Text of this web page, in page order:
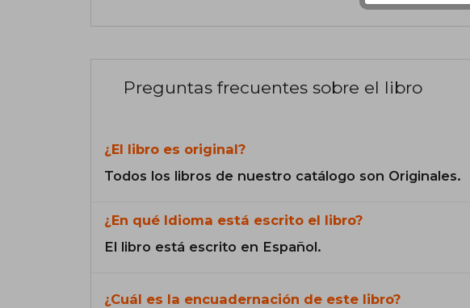
Preguntas frecuentes sobre el libro
¿El libro es original?
Todos los libros de nuestro catálogo son Originales.
¿En qué Idioma está escrito el libro?
El libro está escrito en Español.
¿Cuál es la encuadernación de este libro?